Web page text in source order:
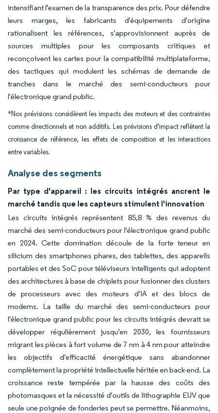
intensifiant l'examen de la transparence des prix. Pour défendre
leurs marges, les fabricants d'équipements d'origine
rationalisent les références, s'approvisionnent auprès de
sources multiples pour les composants critiques et
reconçoivent les cartes pour la compatibilité multiplateforme,
des tactiques qui modulent les schémas de demande de
tranches dans le marché des semi-conducteurs pour
l'électronique grand public.
*Nos prévisions considèrent les impacts des moteurs et des contraintes
comme directionnels et non additifs. Les prévisions d'impact reflètent la
croissance de référence, les effets de composition et les interactions
entre variables.
Analyse des segments
Par type d'appareil : les circuits intégrés ancrent le
marché tandis que les capteurs stimulent l'innovation
Les circuits intégrés représentent 85,8 % des revenus du
marché des semi-conducteurs pour l'électronique grand public
en 2024. Cette domination découle de la forte teneur en
silicium des smartphones phares, des tablettes, des appareils
portables et des SoC pour téléviseurs intelligents qui adoptent
des architectures à base de chiplets pour fusionner des clusters
de processeurs avec des moteurs d'IA et des blocs de
modems. La taille du marché des semi-conducteurs pour
l'électronique grand public pour les circuits intégrés devrait se
développer régulièrement jusqu'en 2030, les fournisseurs
migrant les pièces à fort volume de 7 nm à 4 nm pour atteindre
les objectifs d'efficacité énergétique sans abandonner
complètement la propriété intellectuelle héritée en back-end. La
croissance reste tempérée par la hausse des coûts des
photomasques et la nécessité d'outils de lithographie EUV que
seule une poignée de fonderies peut se permettre. Néanmoins,